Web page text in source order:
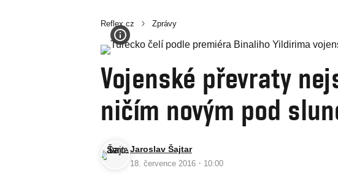
Reflex.cz Zprávy
Vojenské převraty
ničím novým pod
Jaroslav Šajtar
18. července 2016 · 10:00